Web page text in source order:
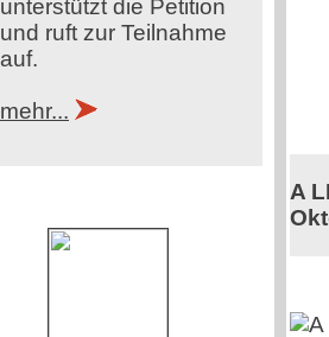
unterstützt die Petition
und ruft zur Teilnahme
auf.
mehr...
A